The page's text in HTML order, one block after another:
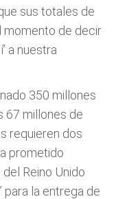
sus totales de
momento de decir
a nuestra
350 millones
67 millones de
requieren dos
prometido
Reino Unido
para la entrega de